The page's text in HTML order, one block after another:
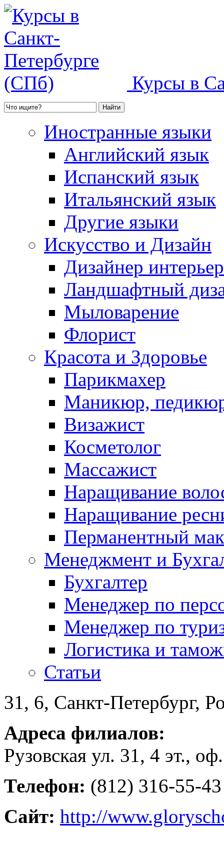
Курсы в
Иностранные языки
Английский язык
Испанский язык
Итальянский язык
Другие языки
Искусство и Дизайн
Дизайнер
Ландшафтный
Мыловарение
Флорист
Красота и Здоровье
Парикмахер
Маникюр,
Визажист
Косметолог
Массажист
Наращивание
Наращивание
Перманентный
Менеджмент и
Бухгалтер
Менеджер по
Менеджер по
Логистика и
Статьи
31, 6, Санкт-Петербург,
Адреса филиалов:
Рузовская ул. 31, 4 эт.,
Телефон: (812) 316-55-43
Сайт: http://